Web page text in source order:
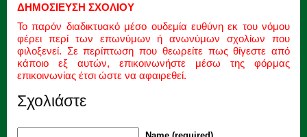
ΔΗΜΟΣΙΕΥΣΗ ΣΧΟΛΙΟΥ
Το παρόν διαδικτυακό μέσο ουδεμία ευθύνη εκ του νόμου
φέρει περί των επωνύμων ή ανωνύμων σχολίων που
φιλοξενεί. Σε περίπτωση που θεωρείτε πως θίγεστε από
κάποιο εξ αυτών, επικοινωνήστε μέσω της φόρμας
επικοινωνίας έτσι ώστε να αφαιρεθεί.
Σχολιάστε